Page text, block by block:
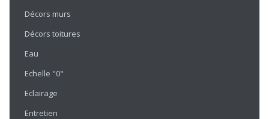
Décors murs
Décors toitures
Eau
Echelle "0"
Eclairage
Entretien